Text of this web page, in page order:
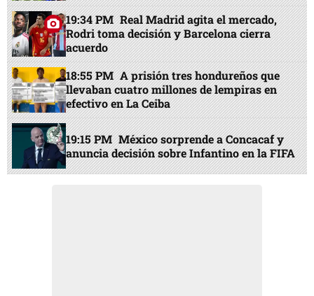
19:34 PM Real Madrid agita el mercado,
Rodri toma decisión y Barcelona cierra
acuerdo
18:55 PM A prisión tres hondureños que
llevaban cuatro millones de lempiras en
efectivo en La Ceiba
19:15 PM México sorprende a Concacaf y
anuncia decisión sobre Infantino en la FIFA